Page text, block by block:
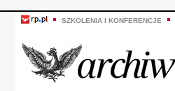
SZKOLENIA I KONFERENCJE